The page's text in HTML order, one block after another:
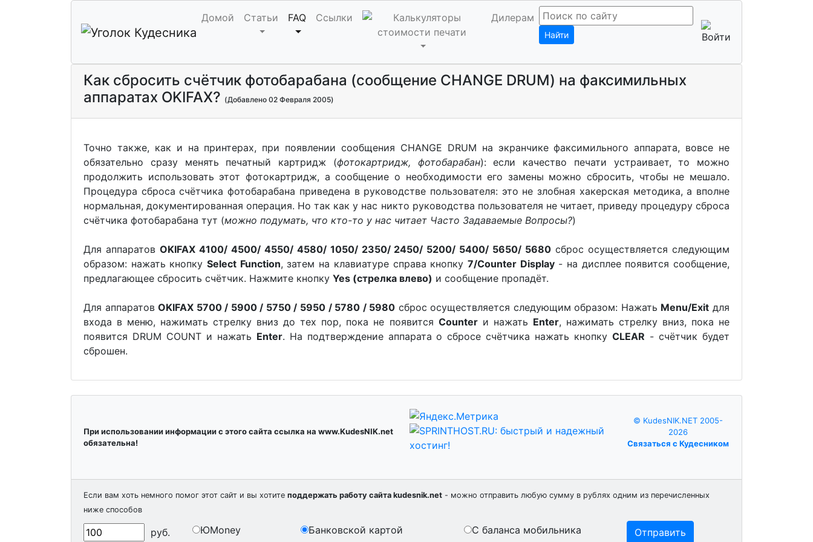
Домой Статьи FAQ Ссылки Дилерам
Найти
Как сбросить счётчик фотобарабана (сообщение CHANGE DRUM) на факсимильных
аппаратах OKIFAX? (Добавлено 02 Февраля 2005)
Точно также, как и на принтерах, при появлении сообщения CHANGE DRUM на экранчике факсимильного аппарата, вовсе не
обязательно сразу менять печатный картридж (фотокартридж, фотобарабан): если качество печати устраивает, то можно
продолжить использовать этот фотокартридж, а сообщение о необходимости его замены можно сбросить, чтобы не мешало.
Процедура сброса счётчика фотобарабана приведена в руководстве пользователя: это не злобная хакерская методика, а вполне
нормальная, документированная операция. Но так как у нас никто руководства пользователя не читает, приведу процедуру сброса
счётчика фотобарабана тут (можно подумать, что кто-то у нас читает Часто Задаваемые Вопросы?)
Для аппаратов OKIFAX 4100/ 4500/ 4550/ 4580/ 1050/ 2350/ 2450/ 5200/ 5400/ 5650/ 5680 сброс осуществляется следующим
образом: нажать кнопкуSelect Function, затем на клавиатуре справа кнопку 7/Counter Display- на дисплее появится сообщение,
предлагающее сбросить счётчик. Нажмите кнопку Yes (стрелка влево) и сообщение пропадёт.
Для аппаратовOKIFAX 5700 / 5900 / 5750 / 5950 / 5780 / 5980 сброс осуществляется следующим образом: Нажать Menu/Exit для
входа в меню, нажимать стрелку вниз до тех пор, пока не появится Counterи нажать Enter, нажимать стрелку вниз, пока не
появится DRUM COUNT и нажать Enter. На подтверждение аппарата о сбросе счётчика нажать кнопкуCLEAR - счётчик будет
сброшен.
При использовании информации с этого сайта ссылка на www.KudesNIK.net
обязательна!
© KudesNIK.NET 2005-
2026
Связаться с Кудесником
Если вам хоть немного помог этот сайт и вы хотите поддержать работу сайта kudesnik.net - можно отправить любую сумму в рублях одним из перечисленных
ниже способов
руб. ЮMoney Банковской картой С баланса мобильника